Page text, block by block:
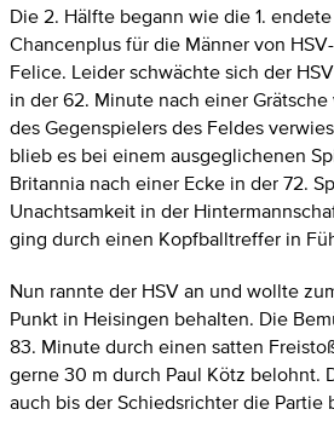
Die 2. Hälfte begann wie die 1.
Chancenplus für die Männer von
Felice. Leider schwächte sich der
in der 62. Minute nach einer
des Gegenspielers des Feldes
blieb es bei einem ausgeglichenen
Britannia nach einer Ecke in der 72.
Unachtsamkeit in der
ging durch einen Kopfballtreffer in
Nun rannte der HSV an und wollte
Punkt in Heisingen behalten. Die
83. Minute durch einen satten
gerne 30 m durch Paul Kötz belohnt.
auch bis der Schiedsrichter die Partie